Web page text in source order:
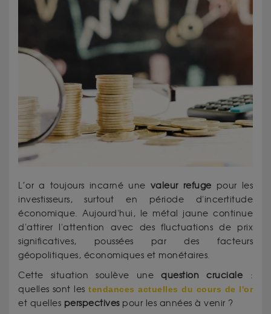
L’or a toujours incarné une valeur refuge pour les
investisseurs, surtout en période d'incertitude
économique. Aujourd'hui, le métal jaune continue
d'attirer l'attention avec des fluctuations de prix
significatives, poussées par des facteurs
géopolitiques, économiques et monétaires.
Cette situation soulève unequestion cruciale :
quelles sont lestendances actuelles du cours de l'or
et quelles perspectivespour les années à venir ?